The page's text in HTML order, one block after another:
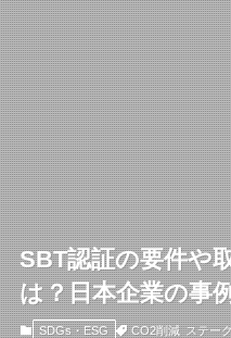
SBT認証の要件や
は？日本企業の事
SDGs・ESG CO2削減 ステー